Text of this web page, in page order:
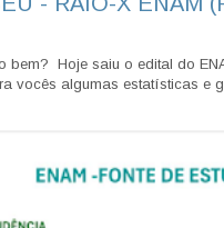
bem? Hoje saiu o edital do
vocês algumas estatísticas e